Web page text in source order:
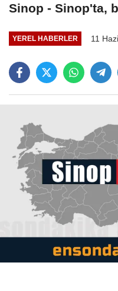
Sinop - Sinop'ta,
YEREL HABERLER 11